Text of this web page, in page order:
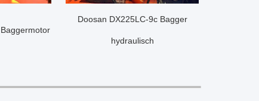
Doosan DX225LC-9c Bagger
hydraulisch